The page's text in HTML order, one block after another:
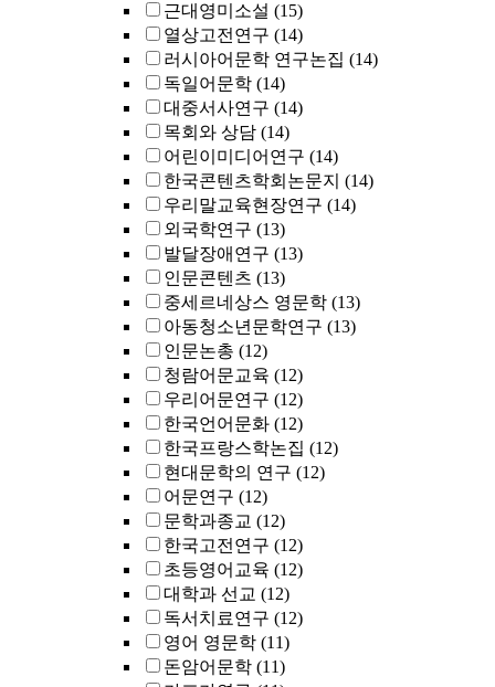
근대영미소설 (15)
열상고전연구 (14)
러시아어문학 연구논집 (14)
독일어문학 (14)
대중서사연구 (14)
목회와 상담 (14)
어린이미디어연구 (14)
한국콘텐츠학회논문지 (14)
우리말교육현장연구 (14)
외국학연구 (13)
발달장애연구 (13)
인문콘텐츠 (13)
중세르네상스 영문학 (13)
아동청소년문학연구 (13)
인문논총 (12)
청람어문교육 (12)
우리어문연구 (12)
한국언어문화 (12)
한국프랑스학논집 (12)
현대문학의 연구 (12)
어문연구 (12)
문학과종교 (12)
한국고전연구 (12)
초등영어교육 (12)
대학과 선교 (12)
독서치료연구 (12)
영어 영문학 (11)
돈암어문학 (11)